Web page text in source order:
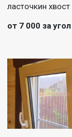
ласточкин хвост
от 7 000 за угол